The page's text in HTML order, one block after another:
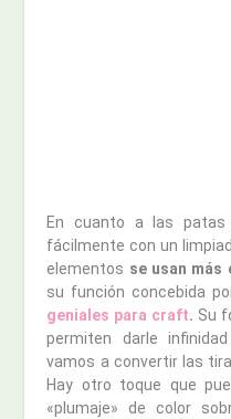
En cuanto a las
fácilmente con un
elementos se usan más
su función concebida
geniales para craft. Su
permiten darle
vamos a convertir las
Hay otro toque que
«plumaje» de color